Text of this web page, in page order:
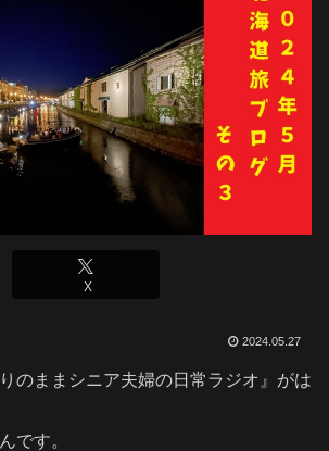
X
2024.05.27
のままシニア夫婦の日常ラジオ』がは
です。